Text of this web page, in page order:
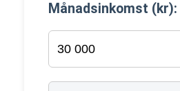
Månadsinkomst (kr):